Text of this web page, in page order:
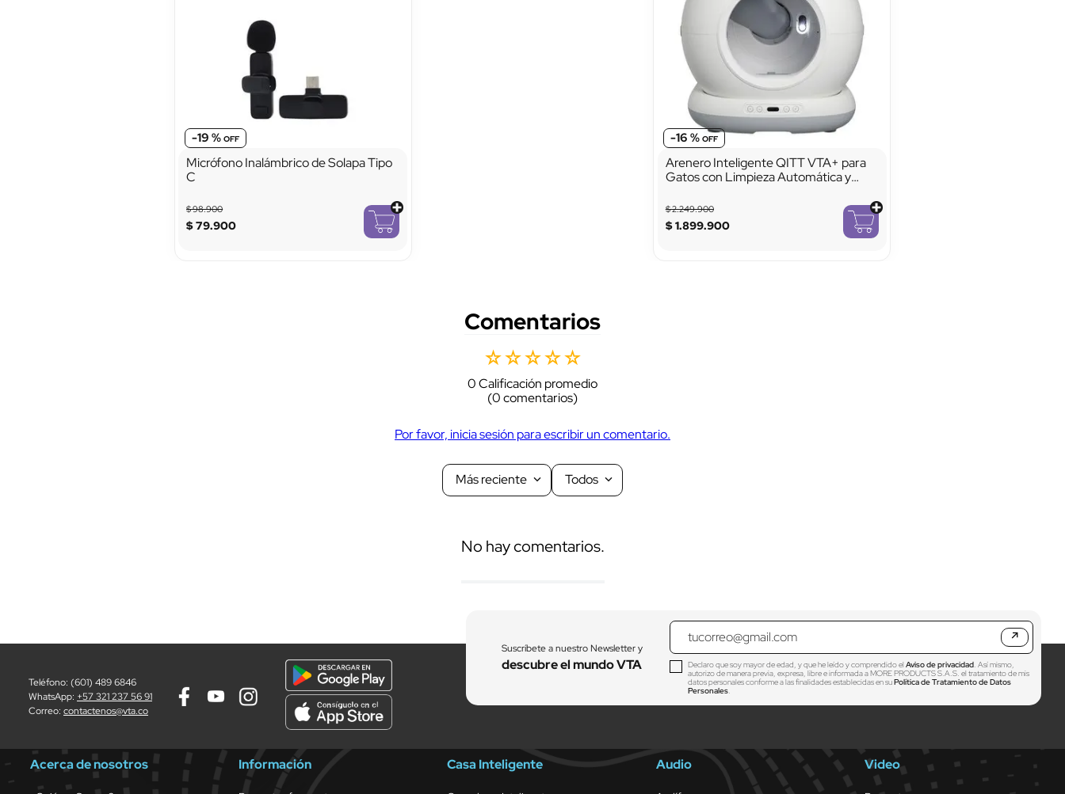
-19 %
Micrófono Inalámbrico de Solapa Tipo
C
$98.900
$79.900
-16 %
Arenero Inteligente QITT VTA+ para
Gatos con Limpieza Automática y
$2.249.900
$1.899.900
Comentarios
☆☆☆☆☆
0 Calificación promedio
(0 comentarios)
Por favor, inicia sesión para escribir un comentario.
Más reciente Todos
No hay comentarios.
Teléfono: (601) 489 6846
WhatsApp: +57 321 237 56 91
Correo: contactenos@vta.co
Suscríbete a nuestro Newsletter y
descubre el mundo VTA
↗
Declaro que soy mayor de edad, y que he leído y comprendido elAviso de privacidad. Así mismo,
autorizo de manera previa, expresa, libre e informada a MORE PRODUCTS S.A.S. el tratamiento de mis
datos personales conforme a las finalidades establecidas en suPolítica de Tratamiento de Datos
Personales.
Acerca de nosotros Información Casa Inteligente Audio Video